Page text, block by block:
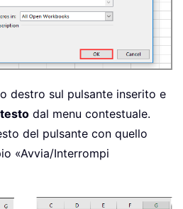
destro sul pulsante inserito e
dal menu contestuale.
del pulsante con quello
«Avvia/Interrompi